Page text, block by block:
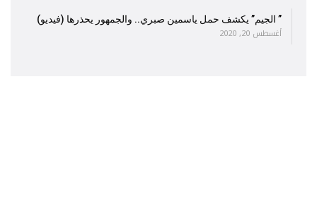
” الجيم” يكشف حمل ياسمين صبري.. والجمهور يحذرها (فيديو)
أغسطس 20, 2020